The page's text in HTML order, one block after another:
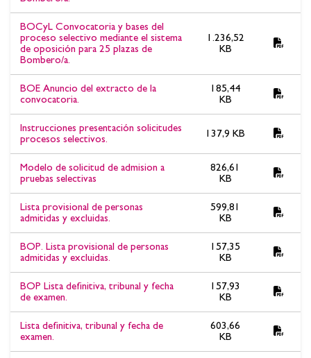
BOCyL Convocatoria y bases del
proceso selectivo mediante el sistema
de oposición para 25 plazas de
Bombero/a.
1.236,52
KB
BOE Anuncio del extracto de la
convocatoria.
185,44
KB
Instrucciones presentación solicitudes
procesos selectivos.
137,9 KB
Modelo de solicitud de admision a
pruebas selectivas
826,61
KB
Lista provisional de personas
admitidas y excluidas.
599,81
KB
BOP. Lista provisional de personas
admitidas y excluidas.
157,35
KB
BOP Lista definitiva, tribunal y fecha
de examen.
157,93
KB
Lista definitiva, tribunal y fecha de
examen.
603,66
KB